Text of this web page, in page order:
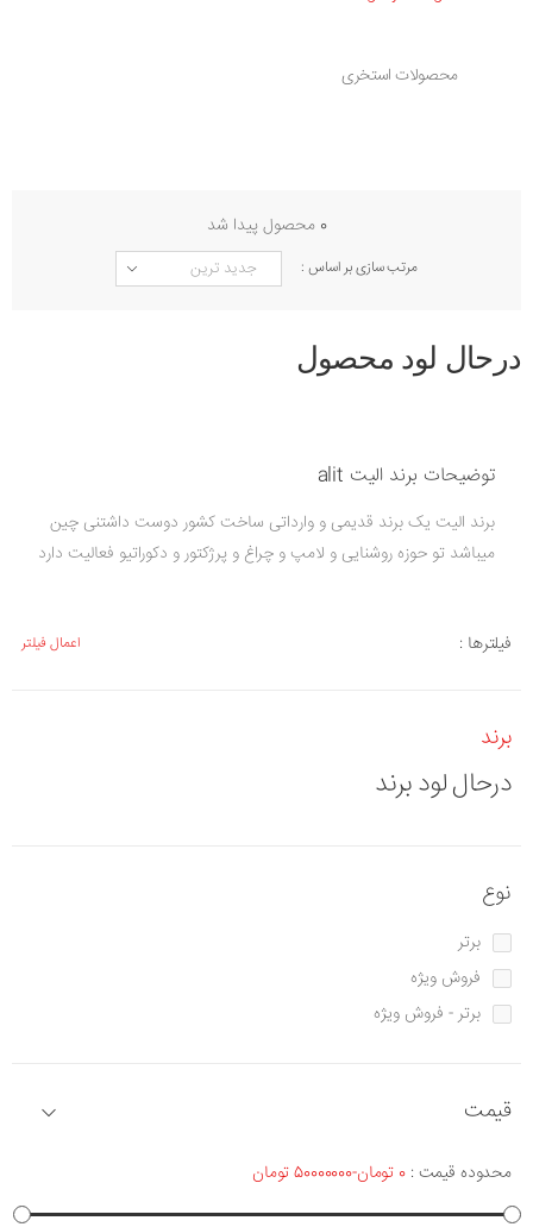
محصولات استخری
0 محصول پیدا شد
مرتب سازی بر اساس :
درحال لود محصول
توضیحات برند الیت alit
برند الیت یک برند قدیمی و وارداتی ساخت کشور دوست داشتنی چین
میباشد تو حوزه روشنایی و لامپ و چراغ و پرژکتور و دکوراتیو فعالیت دارد
فیلترها : اعمال فیلتر
برند
درحال لود برند
نوع
برتر
فروش ویژه
برتر - فروش ویژه
قیمت
محدوده قیمت :0 تومان-50000000 تومان